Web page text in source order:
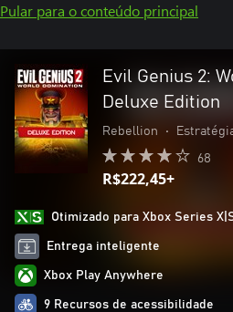
Pular para o conteúdo principal
Evil Genius 2:
Deluxe Edition
Rebellion •
68
R$222,45+
Otimizado para Xbox Series
Entrega inteligente
Xbox Play Anywhere
9 Recursos de acessibilidade